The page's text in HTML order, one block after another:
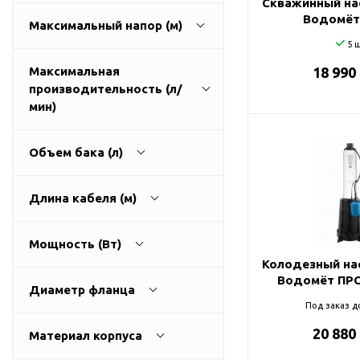
давления
насосы фланцевые
Циркуляционные
насосы (сухой ротор)
давления
насосы для ГВС
Насосы для фонтана и
Фонтанные насосы
Максимальный напор (м)
1
Максимальная
производительность (л/
мин)
Объем бака (л)
Длина кабеля (м)
Мощность (Вт)
Диаметр фланца
Материал корпуса
Скважинный
5
18 990
Колодезный
Водомёт
Под заказ
20 880